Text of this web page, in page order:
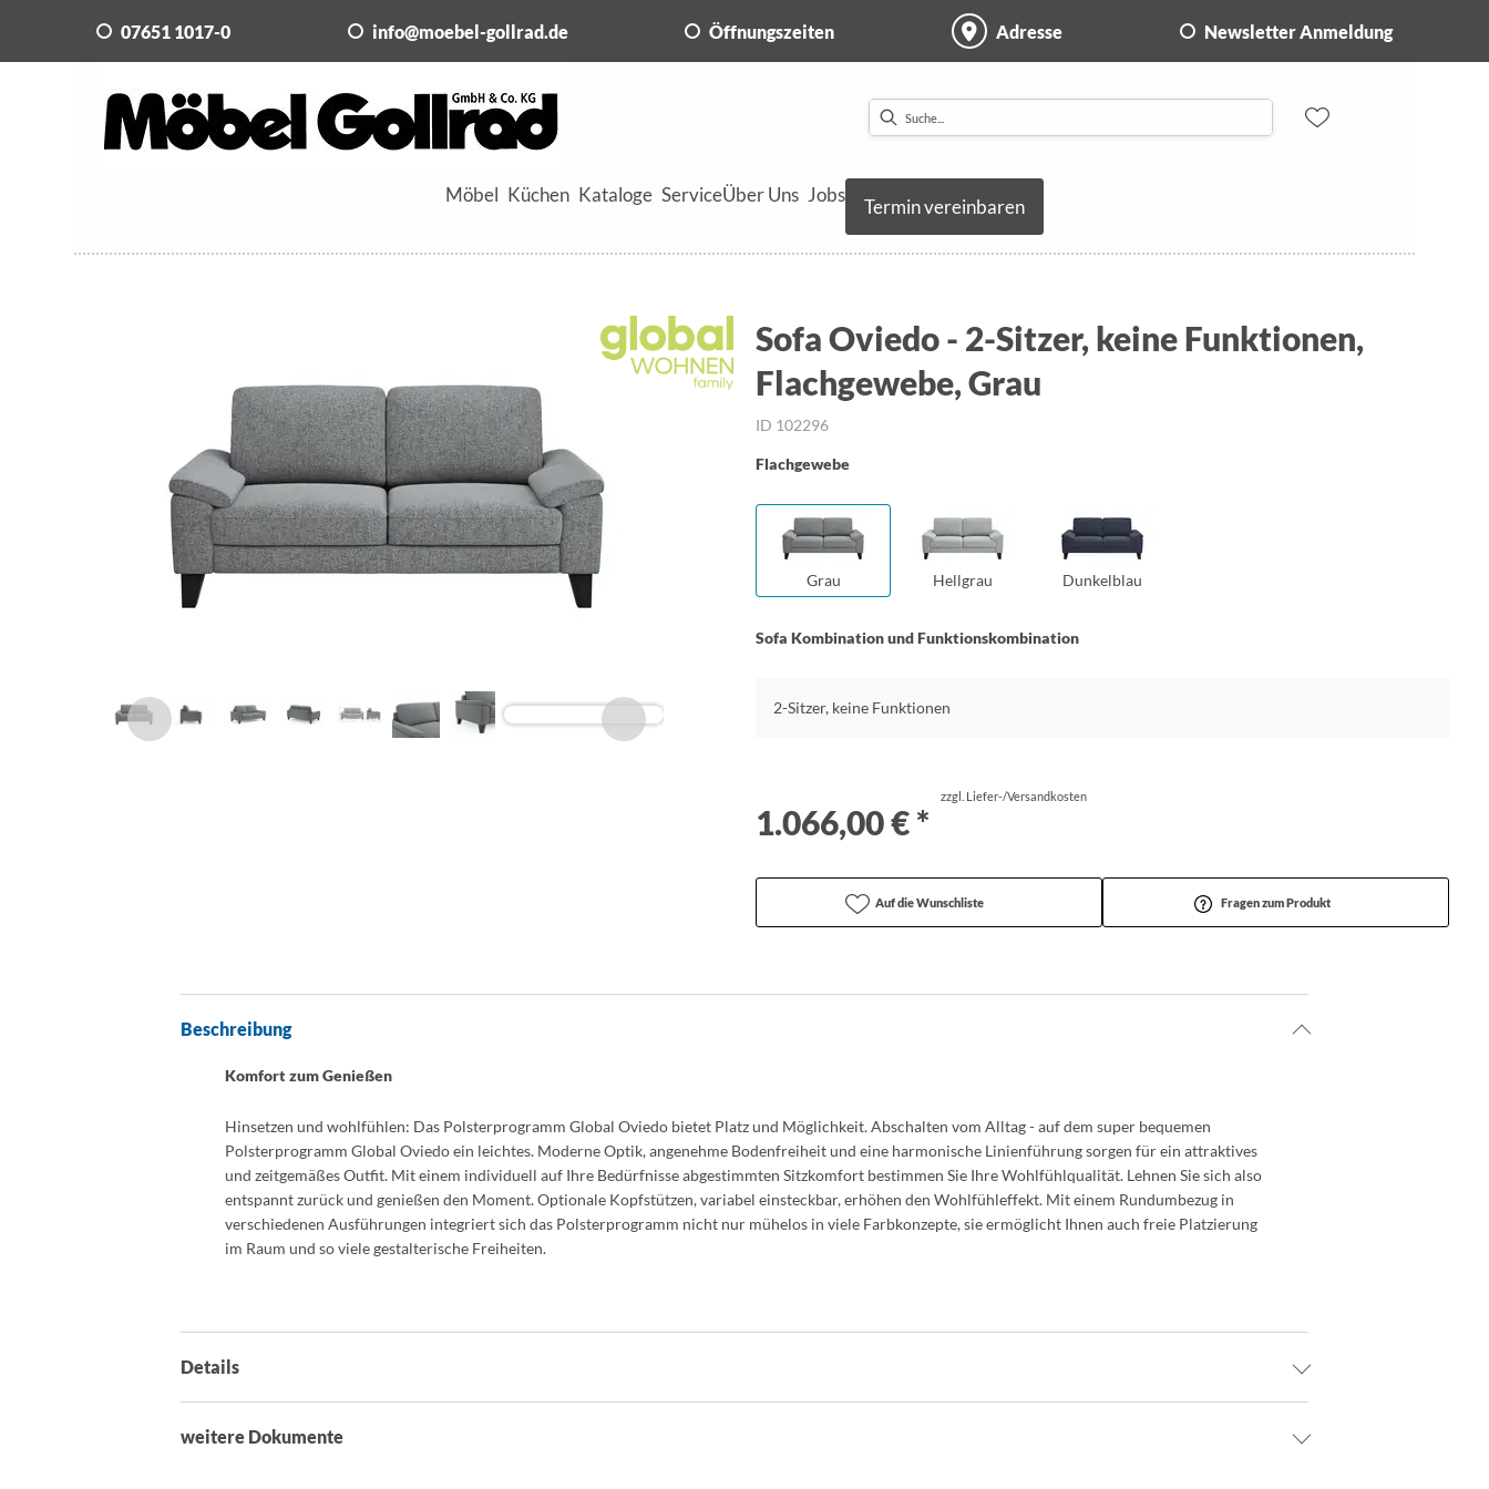
07651 1017-0 info@moebel-gollrad.de Öffnungszeiten Adresse Newsletter Anmeldung
Möbel Küchen Kataloge ServiceÜber Uns Jobs
Termin vereinbaren
Sofa Oviedo - 2-Sitzer, keine Funktionen,
Flachgewebe, Grau
ID 102296
Flachgewebe
Grau Hellgrau Dunkelblau
Sofa Kombination und Funktionskombination
2-Sitzer, keine Funktionen
1.066,00 € *
zzgl. Liefer-/Versandkosten
Auf die Wunschliste Fragen zum Produkt
Beschreibung
Komfort zum Genießen
Hinsetzen und wohlfühlen: Das Polsterprogramm Global Oviedo bietet Platz und Möglichkeit. Abschalten vom Alltag - auf dem super bequemen
Polsterprogramm Global Oviedo ein leichtes. Moderne Optik, angenehme Bodenfreiheit und eine harmonische Linienführung sorgen für ein attraktives
und zeitgemäßes Outfit. Mit einem individuell auf Ihre Bedürfnisse abgestimmten Sitzkomfort bestimmen Sie Ihre Wohlfühlqualität. Lehnen Sie sich also
entspannt zurück und genießen den Moment. Optionale Kopfstützen, variabel einsteckbar, erhöhen den Wohlfühleffekt. Mit einem Rundumbezug in
verschiedenen Ausführungen integriert sich das Polsterprogramm nicht nur mühelos in viele Farbkonzepte, sie ermöglicht Ihnen auch freie Platzierung
im Raum und so viele gestalterische Freiheiten.
Details
weitere Dokumente